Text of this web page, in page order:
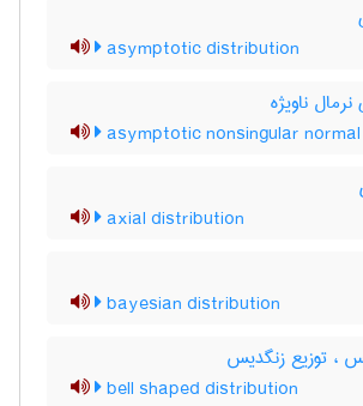
asymptotic distribution
ناویژه
asymptotic nonsingular
axial distribution
bayesian distribution
، توزیع زنگدیس
bell shaped distribution